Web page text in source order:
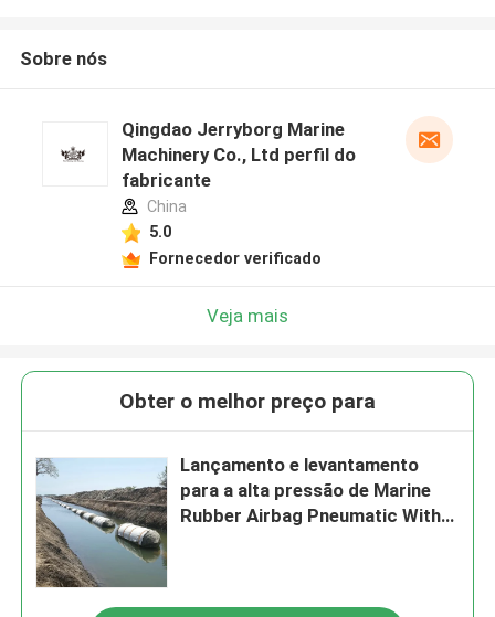
Sobre nós
Qingdao Jerryborg Marine
Machinery Co., Ltd perfil do
fabricante
China
5.0
Fornecedor verificado
Veja mais
Obter o melhor preço para
Lançamento e levantamento
para a alta pressão de Marine
Rubber Airbag Pneumatic With